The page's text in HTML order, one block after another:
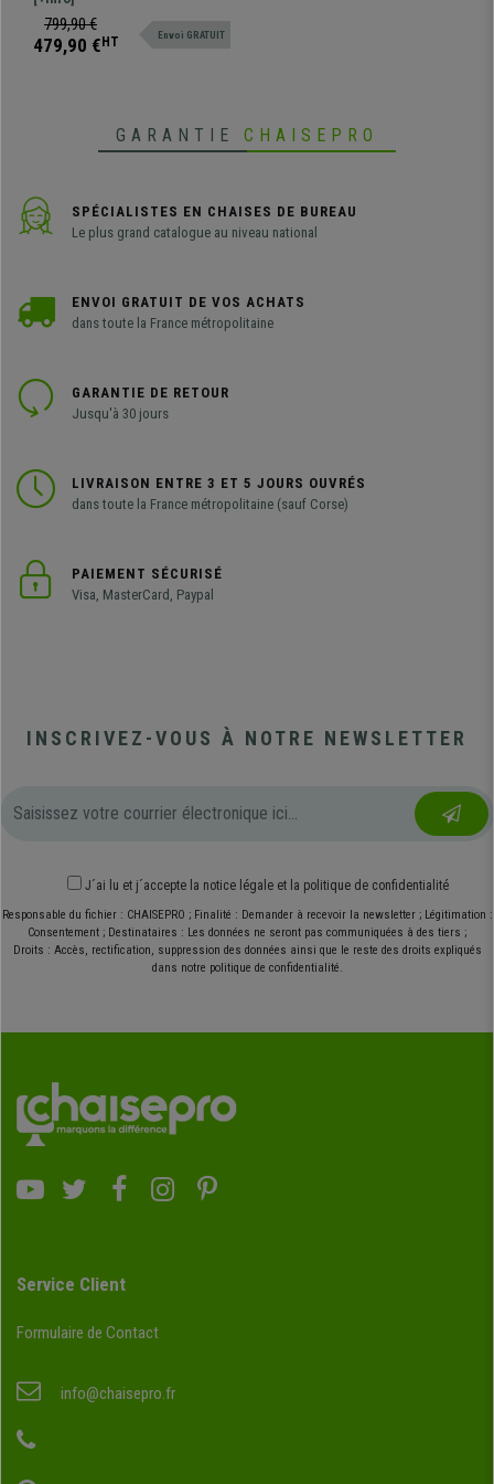
Chromée, Utilisation 8H, en
Maille, Noir
gamme, très confortable, qui
présente de nombreux réglages et
une structure en acier chromé,
799,90 €
479,90 €HT Envoi GRATUIT
GARANTIE CHAISEPRO
SPÉCIALISTES EN CHAISES DE BUREAU
Le plus grand catalogue au niveau national
ENVOI GRATUIT DE VOS ACHATS
dans toute la France métropolitaine
GARANTIE DE RETOUR
Jusqu'à 30 jours
LIVRAISON ENTRE 3 ET 5 JOURS OUVRÉS
dans toute la France métropolitaine (sauf Corse)
PAIEMENT SÉCURISÉ
Visa, MasterCard, Paypal
INSCRIVEZ-VOUS À NOTRE NEWSLETTER
J´ai lu et j´accepte la notice légale et la politique de confidentialité
Responsable du fichier : CHAISEPRO ; Finalité : Demander à recevoir la newsletter ; Légitimation :
Consentement ; Destinataires : Les données ne seront pas communiquées à des tiers ;
Droits : Accès, rectification, suppression des données ainsi que le reste des droits expliqués
dans notre politique de confidentialité.
Service Client
Formulaire de Contact
info@chaisepro.fr